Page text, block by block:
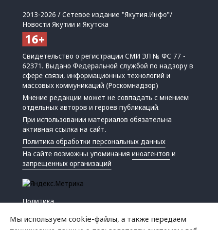
2013-2026 / Сетевое издание "Якутия.Инфо"/
Новости Якутии и Якутска
Свидетельство о регистрации СМИ ЭЛ № ФС 77 -
62371. Выдано Федеральной службой по надзору в
сфере связи, информационных технологий и
массовых коммуникаций (Роскомнадзор)
Мнение редакции может не совпадать с мнением
отдельных авторов и героев публикаций.
При использовании материалов обязательна
активная ссылка на сайт.
Политика обработки персональных данных
На сайте возможны упоминанияиноагентов и
запрещенных организаций
Политика
Мы используем cookie-файлы, а также передаем